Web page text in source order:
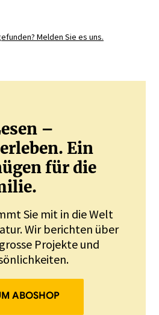
Melden Sie es uns.
–
Ein
für die
Sie mit in die Welt
Wir berichten über
Projekte und
ABOSHOP